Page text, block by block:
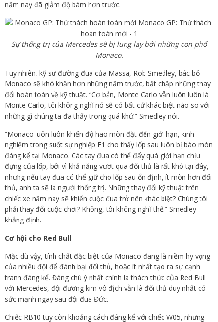
năm nay đã giảm độ bám hơn trước.
Sự thống trị của Mercedes sẽ bị lung lay bởi những con phố
Monaco.
Tuy nhiên, kỹ sư đường đua của Massa, Rob Smedley, bác bỏ
Monaco sẽ khó khăn hơn những năm trước, bất chấp những thay
đổi hoàn toàn về kỹ thuật. “Cơ bản, Monte Carlo vẫn luôn luôn là
Monte Carlo, tôi không nghĩ nó sẽ có bất cứ khác biệt nào so với
những gì chúng ta đã thấy trong quá khứ.” Smedley nói.
“Monaco luôn luôn khiến độ hao mòn đặt đến giới hạn, kinh
nghiệm trong suốt sự nghiệp F1 cho thấy lốp sau luôn bị bào mòn
đáng kể tại Monaco. Các tay đua có thể đẩy quá giới hạn chịu
đựng của lốp, bởi vì khả năng vượt qua đối thủ là rất khó tại đây,
nhưng nếu tay đua có thể giữ cho lốp sau ổn định, ít mòn hơn đối
thủ, anh ta sẽ là người thống trị. Những thay đổi kỹ thuật trên
chiếc xe năm nay sẽ khiến cuộc đua trở nên khác biệt? Chúng tôi
phải thay đổi cuộc chơi? Không, tôi không nghĩ thế.” Smedley
khẳng định.
Cơ hội cho Red Bull
Mặc dù vậy, tính chất đặc biệt của Monaco đang là niềm hy vọng
của nhiều đội để đánh bại đối thủ, hoặc ít nhất tạo ra sự cạnh
tranh đáng kể. Đáng chú ý nhất chính là thách thức của Red Bull
với Mercedes, đội đương kim vô địch vẫn là đối thủ duy nhất có
sức mạnh ngay sau đội đua Đức.
Chiếc RB10 tuy còn khoảng cách đáng kể với chiếc W05, nhưng